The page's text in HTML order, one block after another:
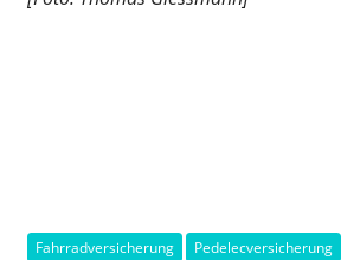
Fahrradversicherung Pedelecversicherung